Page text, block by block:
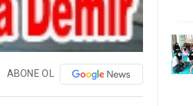
ABONE OL